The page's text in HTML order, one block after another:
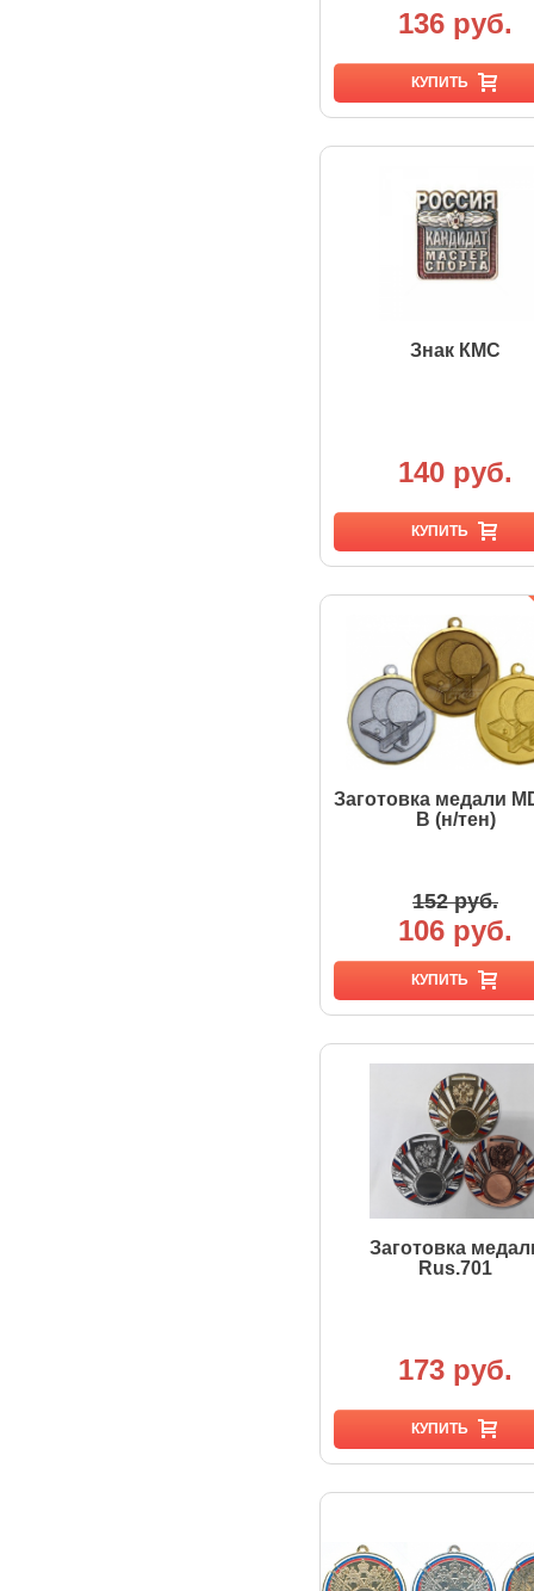
136 руб.
КУПИТЬ
Знак КМС
140 руб.
КУПИТЬ
Заготовка медали
B (н/тен)
152 руб.
106 руб.
КУПИТЬ
Заготовка
Rus.701
173 руб.
КУПИТЬ